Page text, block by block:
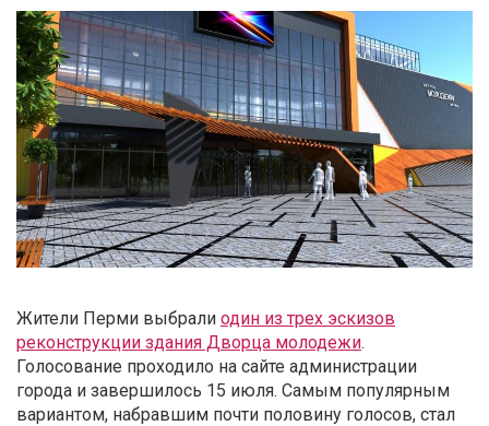
Жители Перми выбрали один из трех эскизов
реконструкции здания Дворца молодежи.
Голосование проходило на сайте администрации
города и завершилось 15 июля. Самым популярным
вариантом, набравшим почти половину голосов, стал